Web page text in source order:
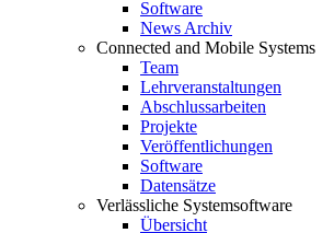
Software
News Archiv
Connected and Mobile Systems
Team
Lehrveranstaltungen
Abschlussarbeiten
Projekte
Veröffentlichungen
Software
Datensätze
Verlässliche Systemsoftware
Übersicht